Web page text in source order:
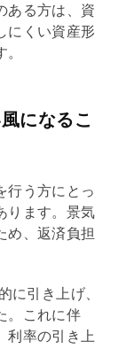
ある方は、資
にくい資産形
になるこ
行う方にとっ
ります。景気
め、返済負担
に引き上げ、
。これに伴
利率の引き上